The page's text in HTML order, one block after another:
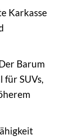
Karkasse
Barum
für SUVs,